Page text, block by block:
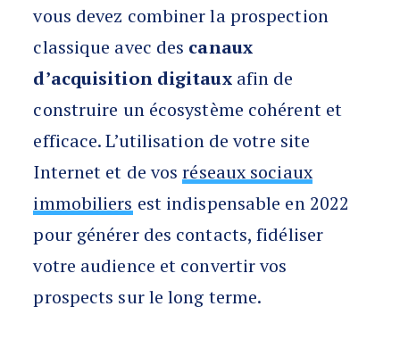
vous devez combiner la prospection
classique avec des canaux
d’acquisition digitauxafin de
construire un écosystème cohérent et
efficace. L’utilisation de votre site
Internet et de vosréseaux sociaux
immobiliers est indispensable en 2022
pour générer des contacts, fidéliser
votre audience et convertir vos
prospects sur le long terme.